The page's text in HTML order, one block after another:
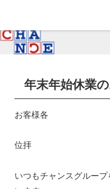
年末年始休業
お客様各
位拝
いつもチャンスグルー